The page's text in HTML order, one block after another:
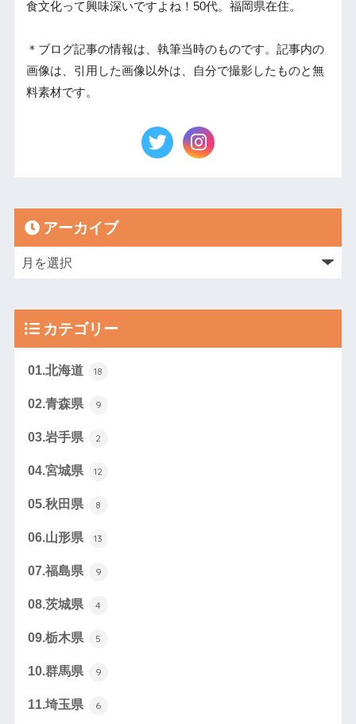
食文化って興味深いですよね！50代。福岡県在住。
＊ブログ記事の情報は、執筆当時のものです。記事内の
画像は、引用した画像以外は、自分で撮影したものと無
料素材です。
アーカイブ
カテゴリー
01.北海道 18
02.青森県 9
03.岩手県 2
04.宮城県 12
05.秋田県 8
06.山形県 13
07.福島県 9
08.茨城県 4
09.栃木県 5
10.群馬県 9
11.埼玉県 6